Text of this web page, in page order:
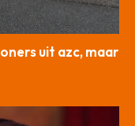
uit azc, maar